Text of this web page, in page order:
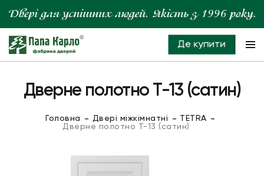
Де купити
Дверне полотно T-13 (сатин)
Головна Двері міжкімнатні
TETRA
Дверне полотно T-13 (сатин)